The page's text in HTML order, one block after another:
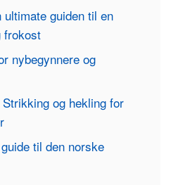
guiden til en
frokost
nybegynnere og
og hekling for
til den norske